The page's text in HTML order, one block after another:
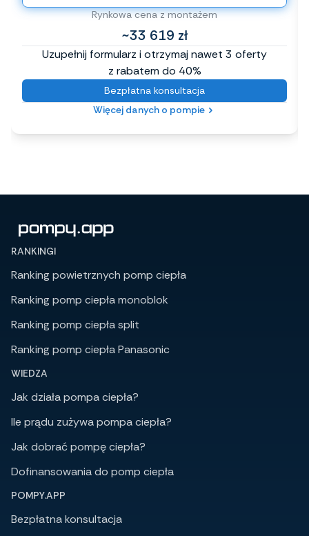
Rynkowa cena z montażem
~33 619 zł
Uzupełnij formularz i otrzymaj nawet 3 oferty
z rabatem do 40%
Bezpłatna konsultacja
Więcej danych o pompie
RANKINGI
Ranking powietrznych pomp ciepła
Ranking pomp ciepła monoblok
Ranking pomp ciepła split
Ranking pomp ciepła Panasonic
WIEDZA
Jak działa pompa ciepła?
Ile prądu zużywa pompa ciepła?
Jak dobrać pompę ciepła?
Dofinansowania do pomp ciepła
POMPY.APP
Bezpłatna konsultacja